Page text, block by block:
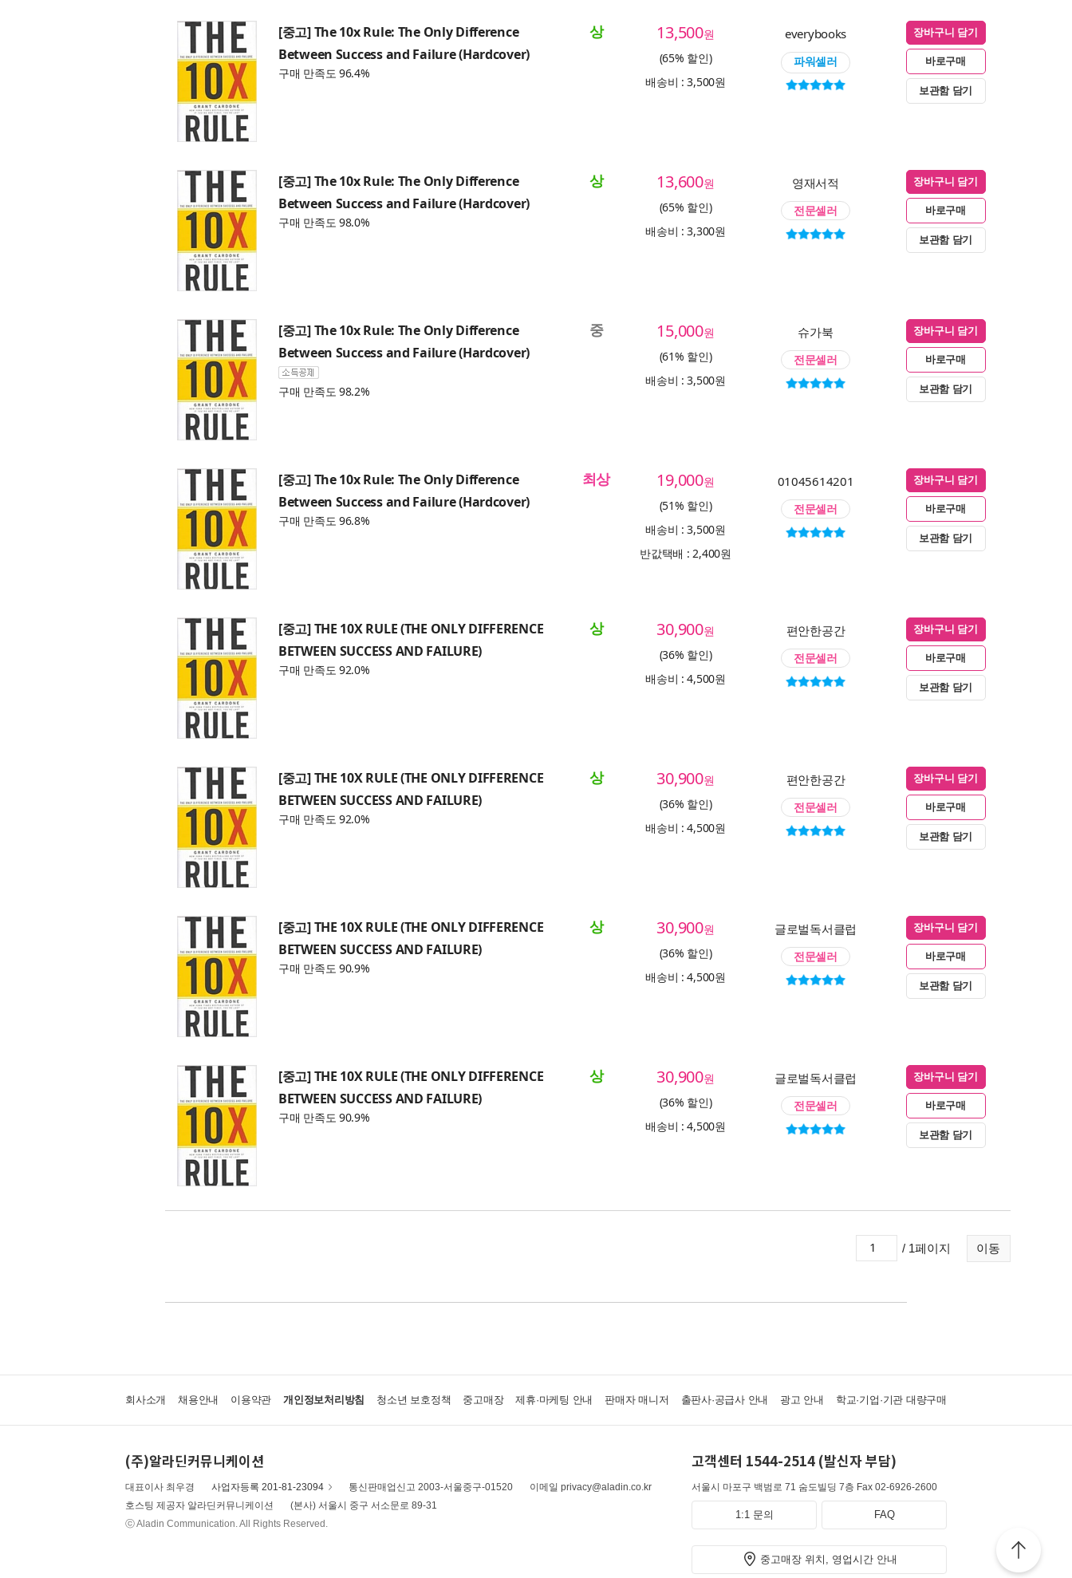
[중고] The 10x Rule: The Only Difference
Between Success and Failure (Hardcover)
구매 만족도 96.4%
상 13,500원
(65% 할인)
배송비 : 3,500원
everybooks
파워셀러
장바구니 담기
바로구매
보관함 담기
[중고] The 10x Rule: The Only Difference
Between Success and Failure (Hardcover)
구매 만족도 98.0%
상 13,600원
(65% 할인)
배송비 : 3,300원
영재서적
전문셀러
장바구니 담기
바로구매
보관함 담기
[중고] The 10x Rule: The Only Difference
Between Success and Failure (Hardcover)
구매 만족도 98.2%
중 15,000원
(61% 할인)
배송비 : 3,500원
슈가북
전문셀러
장바구니 담기
바로구매
보관함 담기
[중고] The 10x Rule: The Only Difference
Between Success and Failure (Hardcover)
구매 만족도 96.8%
최상 19,000원
(51% 할인)
배송비 : 3,500원
반값택배 : 2,400원
01045614201
전문셀러
장바구니 담기
바로구매
보관함 담기
[중고] THE 10X RULE (THE ONLY DIFFERENCE
BETWEEN SUCCESS AND FAILURE)
구매 만족도 92.0%
상 30,900원
(36% 할인)
배송비 : 4,500원
편안한공간
전문셀러
장바구니 담기
바로구매
보관함 담기
[중고] THE 10X RULE (THE ONLY DIFFERENCE
BETWEEN SUCCESS AND FAILURE)
구매 만족도 92.0%
상 30,900원
(36% 할인)
배송비 : 4,500원
편안한공간
전문셀러
장바구니 담기
바로구매
보관함 담기
[중고] THE 10X RULE (THE ONLY DIFFERENCE
BETWEEN SUCCESS AND FAILURE)
구매 만족도 90.9%
상 30,900원
(36% 할인)
배송비 : 4,500원
글로벌독서클럽
전문셀러
장바구니 담기
바로구매
보관함 담기
[중고] THE 10X RULE (THE ONLY DIFFERENCE
BETWEEN SUCCESS AND FAILURE)
구매 만족도 90.9%
상 30,900원
(36% 할인)
배송비 : 4,500원
글로벌독서클럽
전문셀러
장바구니 담기
바로구매
보관함 담기
이동
/ 1페이지
회사소개 채용안내 이용약관 개인정보처리방침 청소년 보호정책 중고매장 제휴·마케팅 안내 판매자 매니저 출판사·공급사 안내 광고 안내 학교·기업·기관 대량구매
(주)알라딘커뮤니케이션
대표이사 최우경 사업자등록 201-81-23094 통신판매업신고 2003-서울중구-01520
이메일 privacy@aladin.co.kr
호스팅 제공자 알라딘커뮤니케이션
(본사) 서울시 중구 서소문로 89-31
ⓒ Aladin Communication. All Rights Reserved.
고객센터 1544-2514 (발신자 부담)
서울시 마포구 백범로 71 숨도빌딩 7층 Fax 02-6926-2600
1:1 문의 FAQ
중고매장 위치, 영업시간 안내